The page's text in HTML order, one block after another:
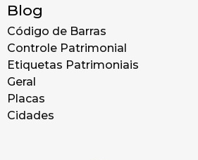
Blog
Código de Barras
Controle Patrimonial
Etiquetas Patrimoniais
Geral
Placas
Cidades